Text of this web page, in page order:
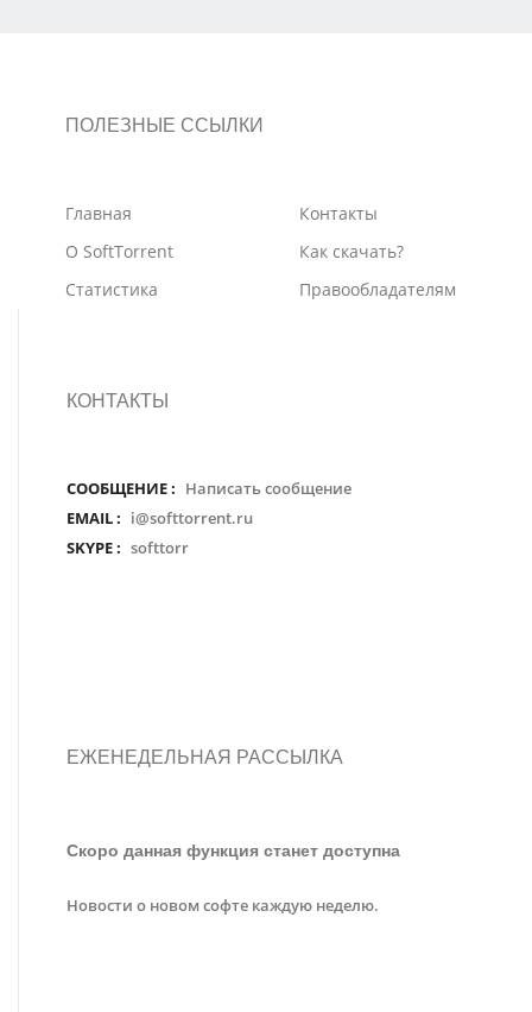
ПОЛЕЗНЫЕ ССЫЛКИ
Главная
О SoftTorrent
Статистика
Контакты
Как скачать?
Правообладателям
КОНТАКТЫ
СООБЩЕНИЕ : Написать сообщение
EMAIL : i@softtorrent.ru
SKYPE : softtorr
ЕЖЕНЕДЕЛЬНАЯ РАССЫЛКА
Скоро данная функция станет доступна
Новости о новом софте каждую неделю.